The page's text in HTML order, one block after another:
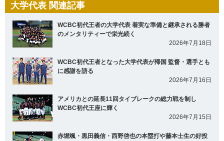
大学代表 関連記事
WCBC初代王者の大学代表 着実な準備と継承される勝者
のメンタリティーで栄光続く
2026年7月18日
WCBC初代王者となった大学代表が帰国 監督・選手とも
に感謝を語る
2026年7月16日
アメリカとの延長11回タイブレークの総力戦を制し
WCBC初代王座に輝く
2026年7月15日
赤堀颯・黒田義信・西野啓也の本塁打や藤本士生の好投